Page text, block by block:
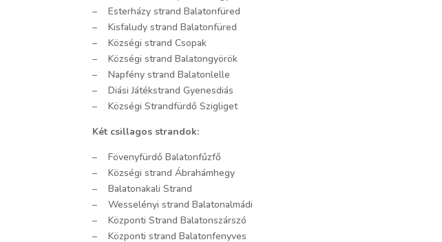
– Esterházy strand Balatonfüred
– Kisfaludy strand Balatonfüred
– Községi strand Csopak
– Községi strand Balatongyörök
– Napfény strand Balatonlelle
– Diási Játékstrand Gyenesdiás
– Községi Strandfürdő Szigliget
Két csillagos strandok:
– Fövenyfürdő Balatonfűzfő
– Községi strand Ábrahámhegy
– Balatonakali Strand
– Wesselényi strand Balatonalmádi
– Központi Strand Balatonszárszó
– Központi strand Balatonfenyves